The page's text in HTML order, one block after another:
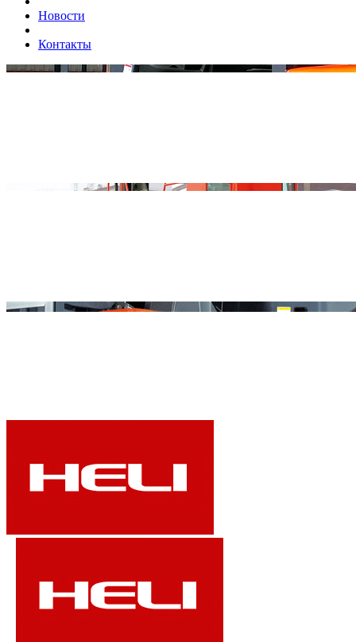
Новости
Контакты